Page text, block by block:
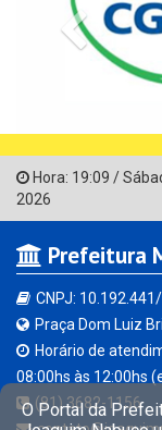
Hora: 19:09 /
2026
Prefeitura
CNPJ:
Praça Dom Luiz
Horário de
08:00hs às 12:00hs
(81) 3682-1156
O Portal da